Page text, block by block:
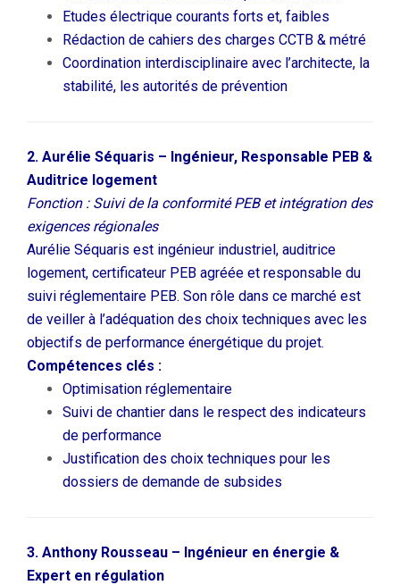
Etudes électrique courants forts et, faibles
Rédaction de cahiers des charges CCTB & métré
Coordination interdisciplinaire avec l’architecte, la
stabilité, les autorités de prévention
2. Aurélie Séquaris – Ingénieur, Responsable PEB &
Auditrice logement
Fonction : Suivi de la conformité PEB et intégration des
exigences régionales
Aurélie Séquaris est ingénieur industriel, auditrice
logement, certificateur PEB agréée et responsable du
suivi réglementaire PEB. Son rôle dans ce marché est
de veiller à l’adéquation des choix techniques avec les
objectifs de performance énergétique du projet.
Compétences clés :
Optimisation réglementaire
Suivi de chantier dans le respect des indicateurs
de performance
Justification des choix techniques pour les
dossiers de demande de subsides
3. Anthony Rousseau – Ingénieur en énergie &
Expert en régulation